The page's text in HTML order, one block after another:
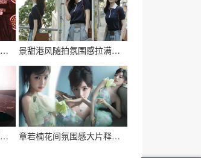
赵露思演唱会造型惊艳，黑蕾丝长裙氛围感拉满 景甜港风随拍氛围感拉满，简约穿搭气质绝了
陈都灵黑红古装杀疯全网！撕碎白月光标签，这才是权谋女主该有的风骨 章若楠花间氛围感大片释出！轻纱碎花裙自带清冷灵气